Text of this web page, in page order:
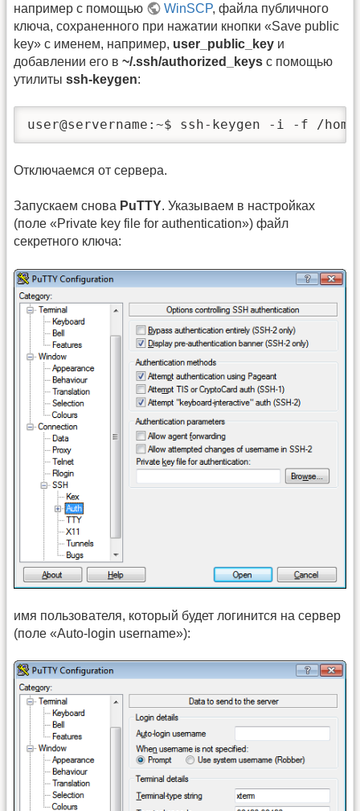
например с помощью
WinSCP, файла публичного
ключа, сохраненного при нажатии кнопки «Save public
key» с именем, например, user_public_key и
добавлении его в ~/.ssh/authorized_keys с помощью
утилиты ssh-keygen:
user@servername:~$ ssh-keygen -i -f /
Отключаемся от сервера.
Запускаем снова PuTTY. Указываем в настройках
(поле «Private key file for authentication») файл
секретного ключа:
имя пользователя, который будет логинится на сервер
(поле «Auto-login username»):